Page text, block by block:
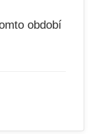
období